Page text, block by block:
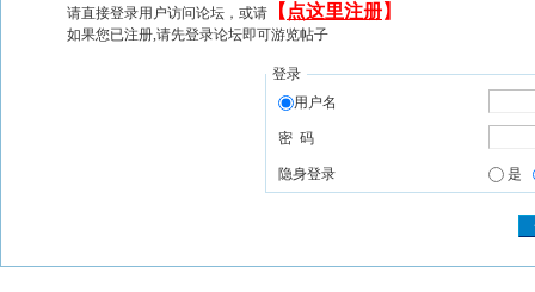
请直接登录用户访问论坛，或请 【 点这里注册】
如果您已注册,请先登录论坛即可游览帖子
登录
用户名
密 码
隐身登录 是